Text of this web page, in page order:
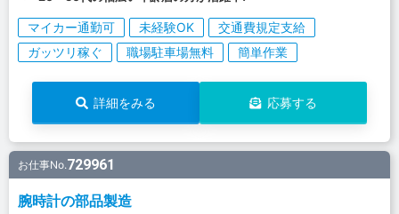
マイカー通勤可 未経験OK
交通費規定支給
ガッツリ稼ぐ
職場駐車場無料 簡単作業
詳細をみる 応募する
お仕事No.729961
腕時計の部品製造